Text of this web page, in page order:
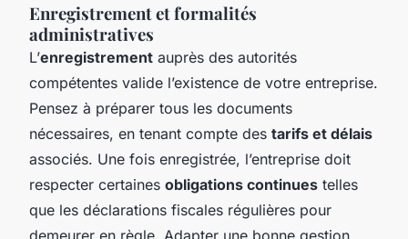
Enregistrement et formalités
administratives
L’enregistrement auprès des autorités
compétentes valide l’existence de votre entreprise.
Pensez à préparer tous les documents
nécessaires, en tenant compte des tarifs et délais
associés. Une fois enregistrée, l’entreprise doit
respecter certaines obligations continues telles
que les déclarations fiscales régulières pour
demeurer en règle. Adapter une bonne gestion